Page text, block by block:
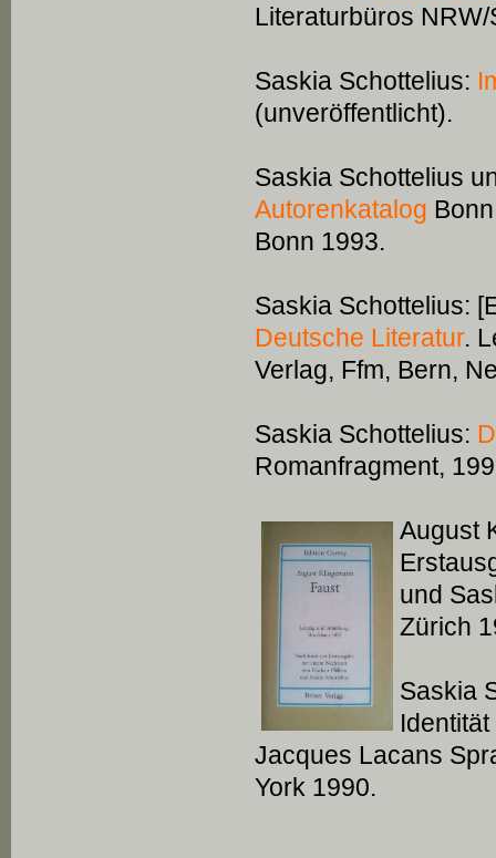
Literaturbüros
Saskia Schottelius:
(unveröffentlicht).
Saskia Schottelius
Autorenkatalog
Bonn 1993.
Saskia Schottelius:
Deutsche Literatur.
Verlag, Ffm, Bern,
Saskia Schottelius:
Romanfragment,
August
und
Zürich
Saskia
Jacques Lacans
York 1990.